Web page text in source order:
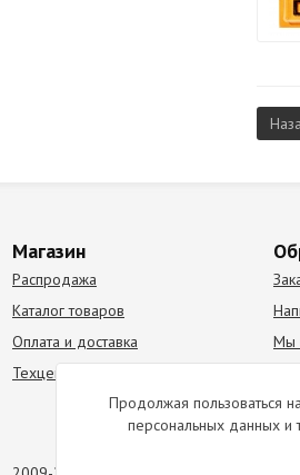
Магазин
Распродажа
Каталог товаров
Оплата и доставка
Техцентр
Мы
Продолжая пользоваться
персональных данных и